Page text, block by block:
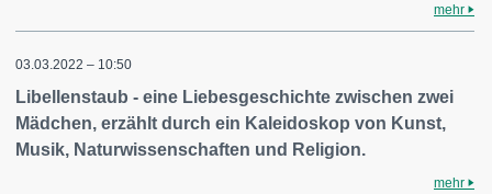
mehr
03.03.2022 – 10:50
Libellenstaub - eine Liebesgeschichte zwischen zwei
Mädchen, erzählt durch ein Kaleidoskop von Kunst,
Musik, Naturwissenschaften und Religion.
mehr